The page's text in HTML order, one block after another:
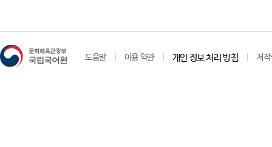
도움말 이용 약관 개인 정보 처리 방침 저